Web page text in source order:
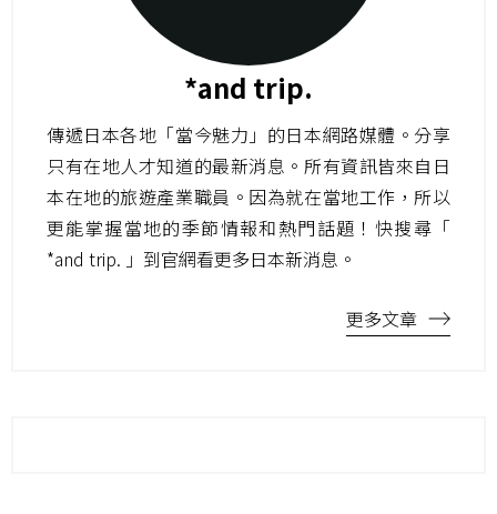
*and trip.
傳遞日本各地「當今魅力」的日本網路媒體。分享
只有在地人才知道的最新消息。所有資訊皆來自日
本在地的旅遊產業職員。因為就在當地工作，所以
更能掌握當地的季節情報和熱門話題！快搜尋「
*and trip. 」到官網看更多日本新消息。
更多文章